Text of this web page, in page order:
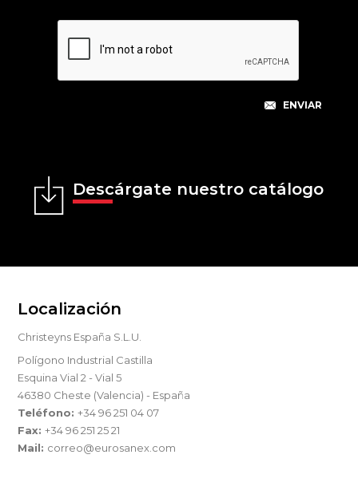
Descárgate nuestro catálogo
Localización
Christeyns España S.L.U.
Polígono Industrial Castilla
Esquina Vial 2 - Vial 5
46380 Cheste (Valencia) - España
Teléfono:+34 96 251 04 07
Fax:+34 96 251 25 21
Mail: correo@eurosanex.com